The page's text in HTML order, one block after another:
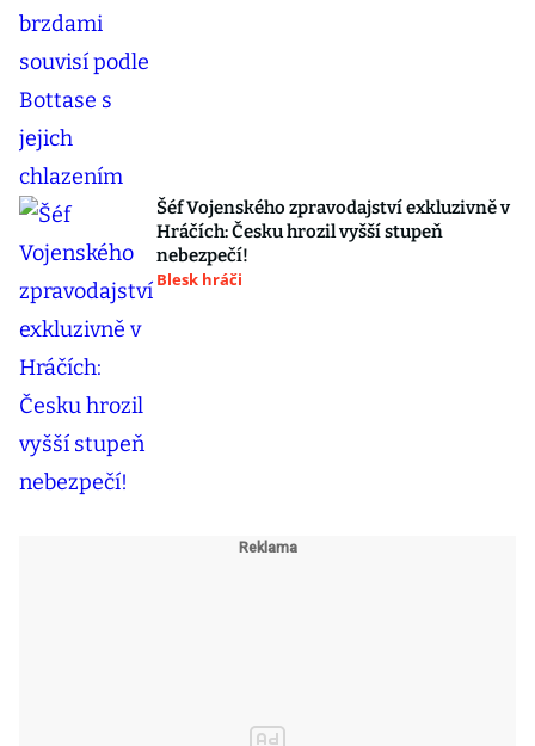
Šéf Vojenského zpravodajství exkluzivně v
Hráčích: Česku hrozil vyšší stupeň
nebezpečí!
Blesk hráči